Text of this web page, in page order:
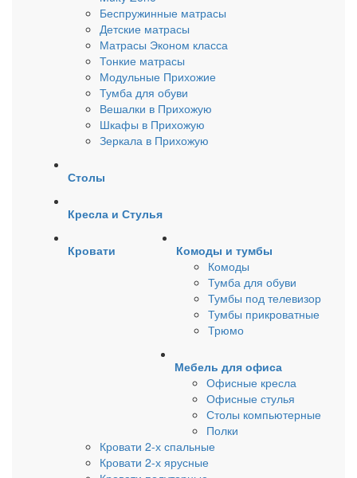
Беспружинные матрасы
Детские матрасы
Матрасы Эконом класса
Тонкие матрасы
Модульные Прихожие
Тумба для обуви
Вешалки в Прихожую
Шкафы в Прихожую
Зеркала в Прихожую
Столы
Кресла и Стулья
Комоды и тумбы
Комоды
Тумба для обуви
Тумбы под телевизор
Тумбы прикроватные
Трюмо
Мебель для офиса
Офисные кресла
Офисные стулья
Столы компьютерные
Полки
Кровати
Кровати 2-х спальные
Кровати 2-х ярусные